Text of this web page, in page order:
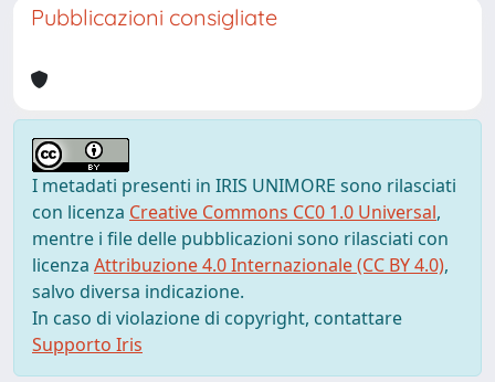
Pubblicazioni consigliate
I metadati presenti in IRIS UNIMORE sono rilasciati
con licenza Creative Commons CC0 1.0 Universal,
mentre i file delle pubblicazioni sono rilasciati con
licenza Attribuzione 4.0 Internazionale (CC BY 4.0),
salvo diversa indicazione.
In caso di violazione di copyright, contattare
Supporto Iris